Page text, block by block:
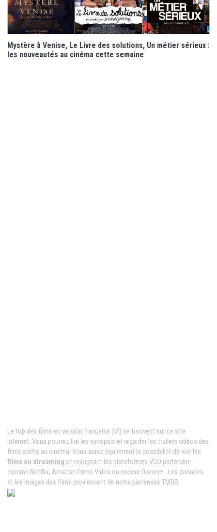
Mystère à Venise, Le Livre des solutions, Un métier sérieux :
les nouveautés au cinéma cette semaine
Le top des films en version française (vf) se trouvent sur ce site
Internet. Vous pourrez lire les synopsis et regarder les trailers vidéos des
films sortis au cinéma. Vous aurez également la possibilité de voir les
films en streaming en rejoignant les plateformes VOD partenaire
comme Netflix, Amazon Prime Video ou encore Disney+ . Les données
et les images des films proviennent de notre partenaire TMDB.